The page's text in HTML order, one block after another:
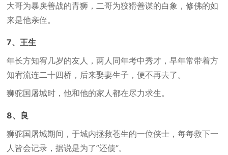
大哥为暴戾善战的青狮，二哥为狡猾善谋的白象，修佛的如
来是他亲侄。
7、王生
年长方知宥几岁的友人，两人同年考中秀才，早年常带着方
知宥流连二十四桥，后来娶妻生子，便不再去了。
狮驼国屠城时，他和他的家人都在尽力求生。
8、良
狮驼国屠城期间，于城内拯救苍生的一位侠士，每每救下一
人皆会记录，据说是为了”还债“。